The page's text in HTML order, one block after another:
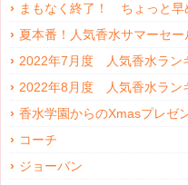
まもなく終了！ ちょっと早
夏本番！人気香水サマーセー
2022年7月度 人気香水ラン
2022年8月度 人気香水ラン
香水学園からのXmasプレゼ
コーチ
ジョーバン